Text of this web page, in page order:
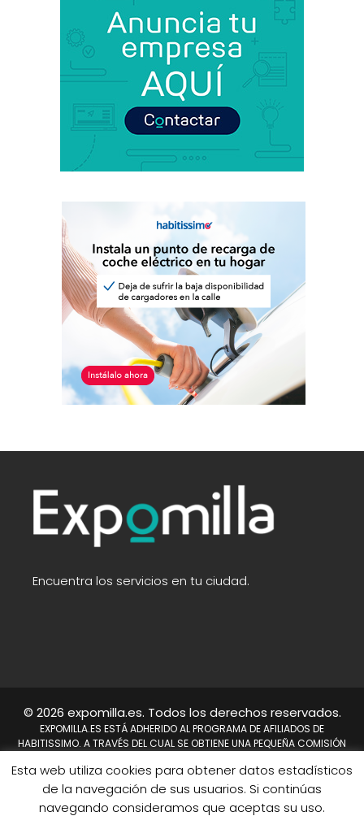
Encuentra los servicios en tu ciudad.
© 2026 expomilla.es. Todos los derechos reservados.
EXPOMILLA.ES ESTÁ ADHERIDO AL PROGRAMA DE AFILIADOS DE
HABITISSIMO. A TRAVÉS DEL CUAL SE OBTIENE UNA PEQUEÑA COMISIÓN
EN CAMBIO A NOSOTROS NOS PERMITE CONTINUAR TRABAJANDO DÍA A
DÍA PARA MEJORAR EL SITIO WEB.
HABITISSIMO Y TAMBIÉN EL LOGO DE HABITISSIMO SON MARCAS
Esta web utiliza cookies para obtener datos estadísticos
de la navegación de sus usuarios. Si continúas
navegando consideramos que aceptas su uso.